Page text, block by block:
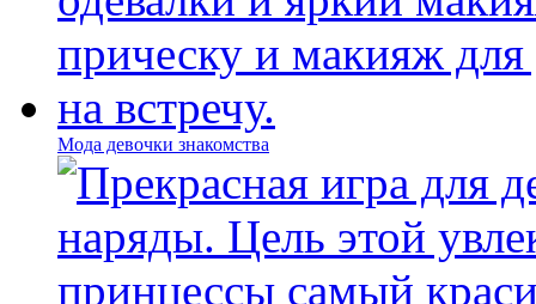
Мода девочки знакомства